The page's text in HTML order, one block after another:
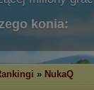
konia:
» NukaQ